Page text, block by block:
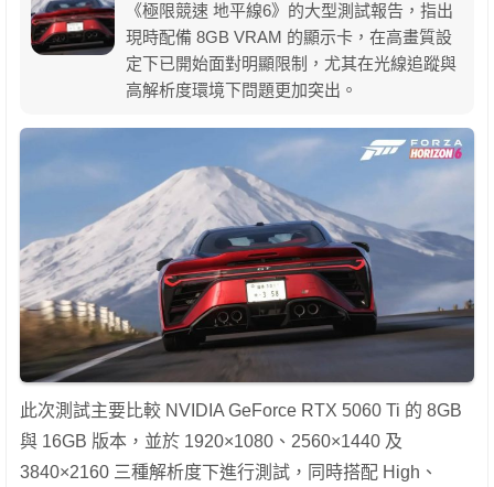
《極限競速 地平線6》的大型測試報告，指出
現時配備 8GB VRAM 的顯示卡，在高畫質設
定下已開始面對明顯限制，尤其在光線追蹤與
高解析度環境下問題更加突出。
此次測試主要比較 NVIDIA GeForce RTX 5060 Ti 的 8GB
與 16GB 版本，並於 1920×1080、2560×1440 及
3840×2160 三種解析度下進行測試，同時搭配 High、